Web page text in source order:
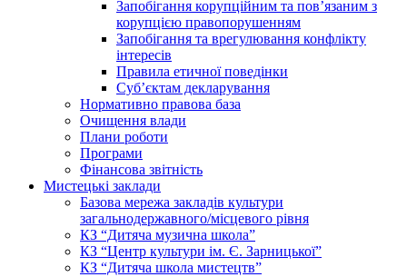
Запобігання корупційним та пов’язаним з
корупцією правопорушенням
Запобігання та врегулювання конфлікту
інтересів
Правила етичної поведінки
Суб’єктам декларування
Нормативно правова база
Очищення влади
Плани роботи
Програми
Фінансова звітність
Мистецькі заклади
Базова мережа закладів культури
загальнодержавного/місцевого рівня
КЗ “Дитяча музична школа”
КЗ “Центр культури ім. Є. Зарницької”
КЗ “Дитяча школа мистецтв”